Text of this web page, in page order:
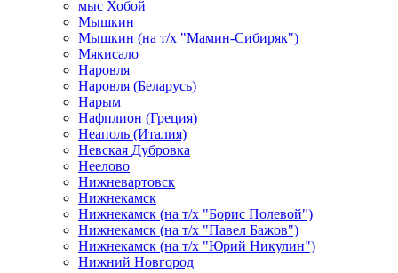
мыс Хобой
Мышкин
Мышкин (на т/х "Мамин-Сибиряк")
Мякисало
Наровля
Наровля (Беларусь)
Нарым
Нафплион (Греция)
Неаполь (Италия)
Невская Дубровка
Неелово
Нижневартовск
Нижнекамск
Нижнекамск (на т/х "Борис Полевой")
Нижнекамск (на т/х "Павел Бажов")
Нижнекамск (на т/х "Юрий Никулин")
Нижний Новгород